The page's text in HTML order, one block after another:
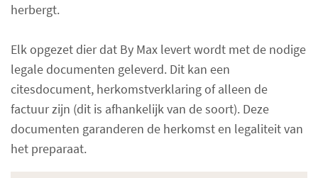
herbergt.
Elk opgezet dier dat By Max levert wordt met de nodige
legale documenten geleverd. Dit kan een
citesdocument, herkomstverklaring of alleen de
factuur zijn (dit is afhankelijk van de soort). Deze
documenten garanderen de herkomst en legaliteit van
het preparaat.